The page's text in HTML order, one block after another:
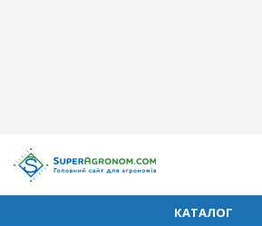
КАТАЛОГ